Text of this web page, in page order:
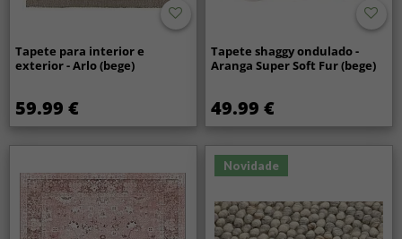
Tapete para interior e
exterior - Arlo (bege)
59.99 €
Tapete shaggy ondulado -
Aranga Super Soft Fur (bege)
49.99 €
Novidade